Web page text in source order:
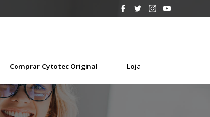
Comprar Cytotec Original Loja